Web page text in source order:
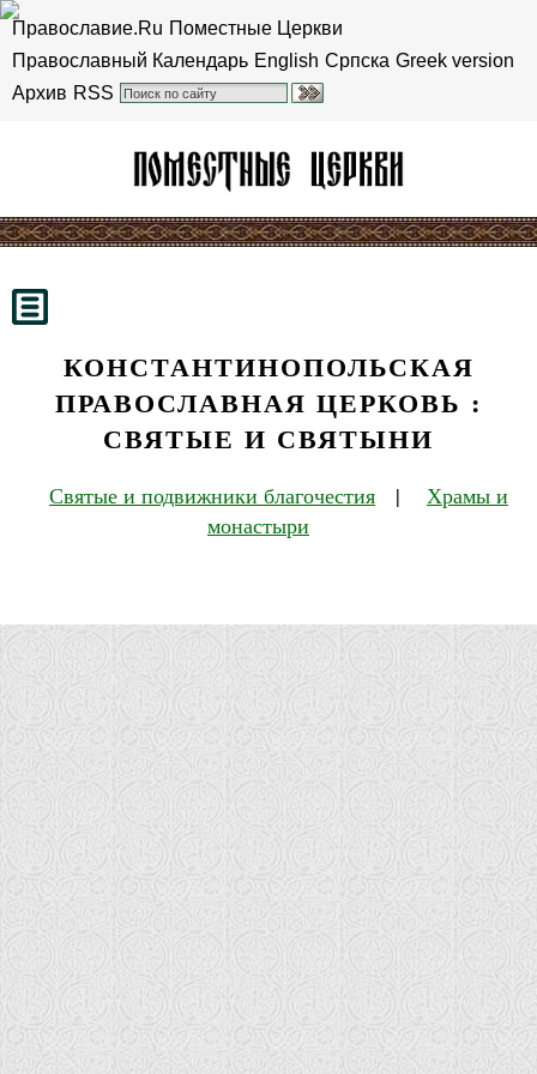
Православие.Ru Поместные Церкви
Православный Календарь English Српска Greek version
Архив RSS
КОНСТАНТИНОПОЛЬСКАЯ
ПРАВОСЛАВНАЯ ЦЕРКОВЬ :
СВЯТЫЕ И СВЯТЫНИ
Святые и подвижники благочестия | Храмы и
монастыри